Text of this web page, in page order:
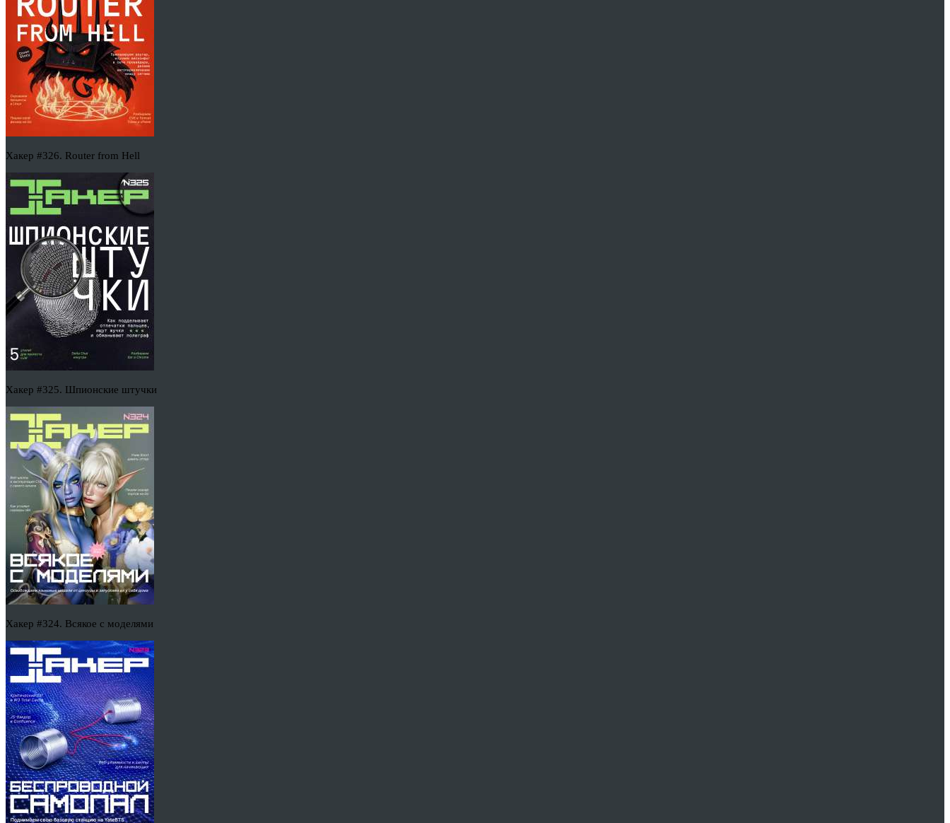
Хакер #326. Router from Hell
Хакер #325. Шпионские штучки
Хакер #324. Всякое с моделями